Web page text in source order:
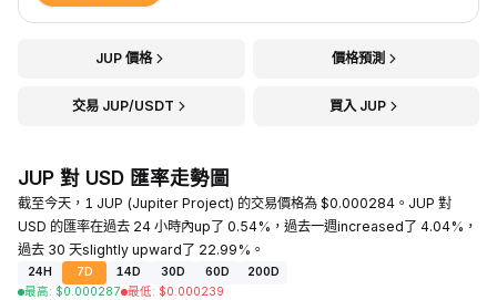
JUP 價格 價格預測
交易 JUP/USDT 買入 JUP
JUP 對 USD 匯率走勢圖
截至今天，1 JUP (Jupiter Project) 的交易價格為 $0.000284。JUP 對
USD 的匯率在過去 24 小時內up了 0.54%，過去一週increased了 4.04%，
過去 30 天slightly upward了 22.99%。
24H 7D 14D 30D 60D
200D
最高: $0.000287 最低: $0.000239